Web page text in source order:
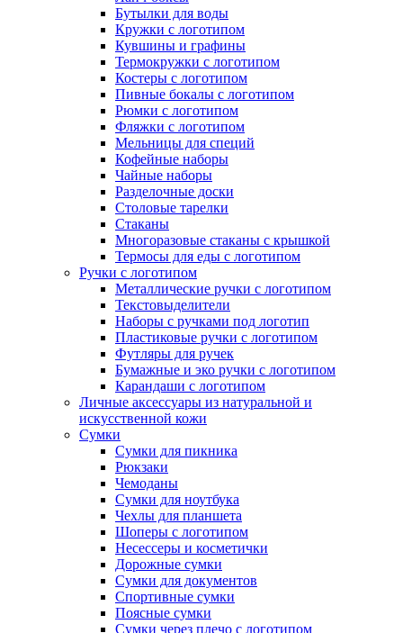
Бутылки для воды
Кружки с логотипом
Кувшины и графины
Термокружки с логотипом
Костеры с логотипом
Пивные бокалы с логотипом
Рюмки с логотипом
Фляжки с логотипом
Мельницы для специй
Кофейные наборы
Чайные наборы
Разделочные доски
Столовые тарелки
Стаканы
Многоразовые стаканы с крышкой
Термосы для еды с логотипом
Ручки с логотипом
Металлические ручки с логотипом
Текстовыделители
Наборы с ручками под логотип
Пластиковые ручки с логотипом
Футляры для ручек
Бумажные и эко ручки с логотипом
Карандаши с логотипом
Личные аксессуары из натуральной и
искусственной кожи
Сумки
Сумки для пикника
Рюкзаки
Чемоданы
Сумки для ноутбука
Чехлы для планшета
Шоперы с логотипом
Несессеры и косметички
Дорожные сумки
Сумки для документов
Спортивные сумки
Поясные сумки
Сумки через плечо с логотипом